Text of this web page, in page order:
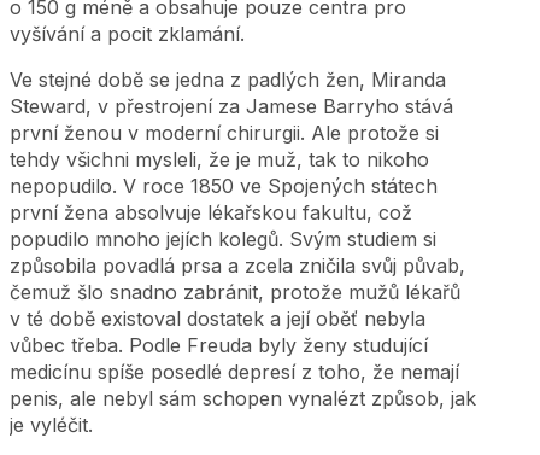
o 150 g méně a obsahuje pouze centra pro
vyšívání a pocit zklamání.
Ve stejné době se jedna z padlých žen, Miranda
Steward, v přestrojení za Jamese Barryho stává
první ženou v moderní chirurgii. Ale protože si
tehdy všichni mysleli, že je muž, tak to nikoho
nepopudilo. V roce 1850 ve Spojených státech
první žena absolvuje lékařskou fakultu, což
popudilo mnoho jejích kolegů. Svým studiem si
způsobila povadlá prsa a zcela zničila svůj půvab,
čemuž šlo snadno zabránit, protože mužů lékařů
v té době existoval dostatek a její oběť nebyla
vůbec třeba. Podle Freuda byly ženy studující
medicínu spíše posedlé depresí z toho, že nemají
penis, ale nebyl sám schopen vynalézt způsob, jak
je vyléčit.